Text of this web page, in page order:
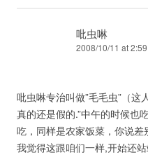
吡虫啉
2008/10/11 at
吡虫啉专治叫做”毛毛虫”（这
真的还是假的.”中午的时候也
吃，同样是农家饭菜，你说差
我觉得这跟咱们一样,开始还